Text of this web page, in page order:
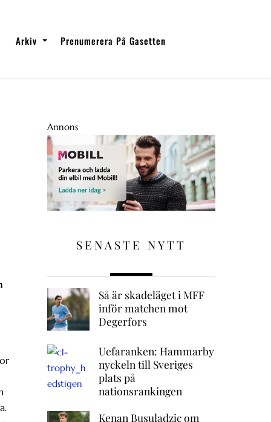
Arkiv Prenumerera På Gasetten
Annons
SENASTE NYTT
Så är skadeläget i MFF
inför matchen mot
Degerfors
Uefaranken: Hammarby
nyckeln till Sveriges
plats på
nationsrankingen
Kenan Busuladzic om